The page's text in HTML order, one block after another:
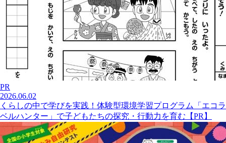
PR
2026.06.02
くらしの中で学びを実践！体験型環境学習プログラム「エコラ
ベルハンター」で子どもたちの探究・行動力を育む【PR】